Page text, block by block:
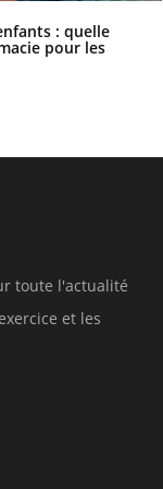
: quelle
pour les
toute l'actualité
et les